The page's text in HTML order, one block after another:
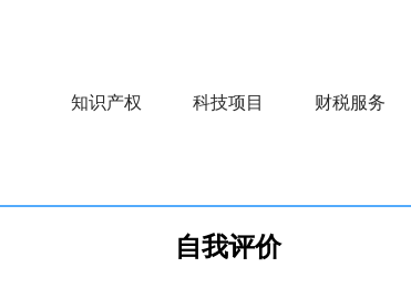
知识产权 科技项目 财税服务
自我评价